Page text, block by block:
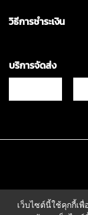
วิธีการชำระเงิน
บริการจัดส่ง
เว็บไซต์นี้ใช้คุกกี้เ